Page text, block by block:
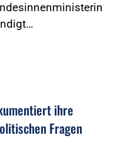
ihre
Fragen